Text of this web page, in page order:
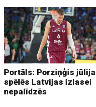
Portāls: Porziņģis jūlija
spēlēs Latvijas izlasei
nepalīdzēs